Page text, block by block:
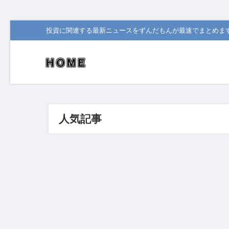
投資に関連する最新ニュースをずんだもんが最速でまとめま
人気記事